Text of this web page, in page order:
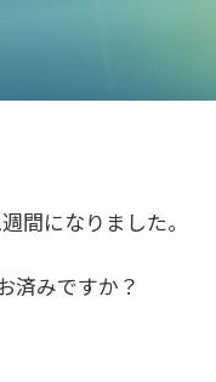
間になりました。
済みですか？